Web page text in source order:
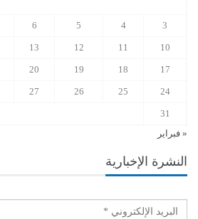
3
4
5
6
10
11
12
13
17
18
19
20
24
25
26
27
31
« فبراير
النشرة الإخبارية